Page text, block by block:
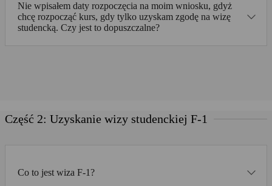
Nie wpisałem daty rozpoczęcia na moim wniosku, gdyż
chcę rozpocząć kurs, gdy tylko uzyskam zgodę na wizę
studencką. Czy jest to dopuszczalne?
Część 2: Uzyskanie wizy studenckiej F-1
Co to jest wiza F-1?